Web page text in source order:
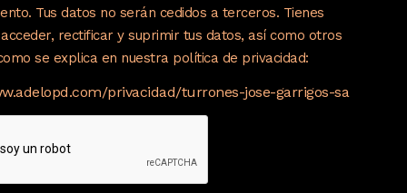
Tus datos no serán cedidos a terceros. Tienes
rectificar y suprimir tus datos, así como otros
se explica en nuestra política de privacidad:
privacidad/turrones-jose-garrigos-sa